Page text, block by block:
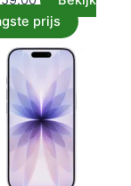
prijs